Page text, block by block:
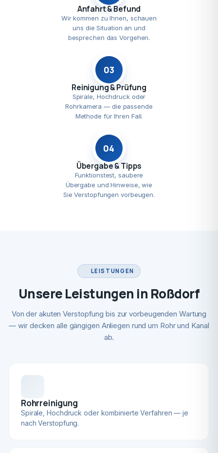
Anfahrt & Befund
Wir kommen zu Ihnen, schauen
uns die Situation an und
besprechen das Vorgehen.
03
Reinigung & Prüfung
Spirale, Hochdruck oder
Rohrkamera — die passende
Methode für Ihren Fall.
04
Übergabe & Tipps
Funktionstest, saubere
Übergabe und Hinweise, wie
Sie Verstopfungen vorbeugen.
LEISTUNGEN
Unsere Leistungen in Roßdorf
Von der akuten Verstopfung bis zur vorbeugenden Wartung
— wir decken alle gängigen Anliegen rund um Rohr und Kanal
ab.
Rohrreinigung
Spirale, Hochdruck oder kombinierte Verfahren — je
nach Verstopfung.